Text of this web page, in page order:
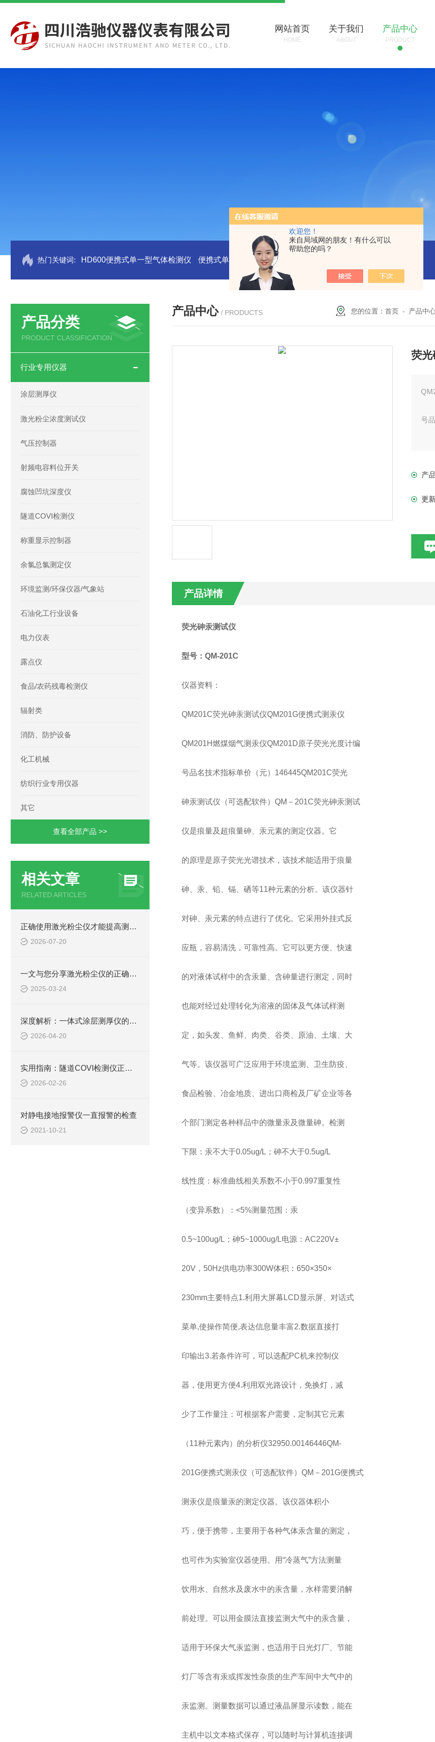
欢迎您！
来自局域网的朋友！有什么可以
帮助您的吗？
网站首页
HOME
关于我们
ABOUT
产品中心
PRODUCT
热门关键词: HD600便携式单一型气体检测仪 便携式单一气体检测仪
产品分类
PRODUCT CLASSIFICATION
行业专用仪器
涂层测厚仪
激光粉尘浓度测试仪
气压控制器
射频电容料位开关
腐蚀凹坑深度仪
隧道COVI检测仪
称重显示控制器
余氯总氯测定仪
环境监测/环保仪器/气象站
石油化工行业设备
电力仪表
露点仪
食品/农药残毒检测仪
辐射类
消防、防护设备
化工机械
纺织行业专用仪器
其它
查看全部产品 >>
相关文章
RELATED ARTICLES
正确使用激光粉尘仪才能提高测量数据的可靠性
2026-07-20
一文与您分享激光粉尘仪的正确使用步骤
2025-03-24
深度解析：一体式涂层测厚仪的正确使用方法全攻略
2026-04-20
实用指南：隧道COVI检测仪正确使用方法大公开
2026-02-26
对静电接地报警仪一直报警的检查
2021-10-21
产品中心 / PRODUCTS 您的位置：首页 - 产品中
荧
号
仪
的
砷
对
产
更
产品详情
荧光砷汞测试仪
型号：QM-201C
仪器资料：
QM201C荧光砷汞测试仪QM201G便携式测汞仪
QM201H燃煤烟气测汞仪QM201D原子荧光光度计编
号品名技术指标单价（元）146445QM201C荧光
砷汞测试仪（可选配软件）QM－201C荧光砷汞测试
仪是痕量及超痕量砷、汞元素的测定仪器。它
的原理是原子荧光光谱技术，该技术能适用于痕量
砷、汞、铅、镉、硒等11种元素的分析。该仪器针
对砷、汞元素的特点进行了优化。它采用外挂式反
应瓶，容易清洗，可靠性高。它可以更方便、快速
的对液体试样中的含汞量、含砷量进行测定，同时
也能对经过处理转化为溶液的固体及气体试样测
定，如头发、鱼鲜、肉类、谷类、原油、土壤、大
气等。该仪器可广泛应用于环境监测、卫生防疫、
食品检验、冶金地质、进出口商检及厂矿企业等各
个部门测定各种样品中的微量汞及微量砷。检测
下限：汞不大于0.05ug/L；砷不大于0.5ug/L
线性度：标准曲线相关系数不小于0.997重复性
（变异系数）：<5%测量范围：汞
0.5~100ug/L；砷5~1000ug/L电源：AC220V±
20V，50Hz供电功率300W体积：650×350×
230mm主要特点1.利用大屏幕LCD显示屏、对话式
菜单,使操作简便,表达信息量丰富2.数据直接打
印输出3.若条件许可，可以选配PC机来控制仪
器，使用更方便4.利用双光路设计，免换灯，减
少了工作量注：可根据客户需要，定制其它元素
（11种元素内）的分析仪32950.00146446QM-
201G便携式测汞仪（可选配软件）QM－201G便携式
测汞仪是痕量汞的测定仪器。该仪器体积小
巧，便于携带，主要用于各种气体汞含量的测定，
也可作为实验室仪器使用。用“冷蒸气”方法测量
饮用水、自然水及废水中的汞含量，水样需要消解
前处理。可以用金膜法直接监测大气中的汞含量，
适用于环保大气汞监测，也适用于日光灯厂、节能
灯厂等含有汞或挥发性杂质的生产车间中大气中的
汞监测。测量数据可以通过液晶屏显示读数，能在
主机中以文本格式保存，可以随时与计算机连接调